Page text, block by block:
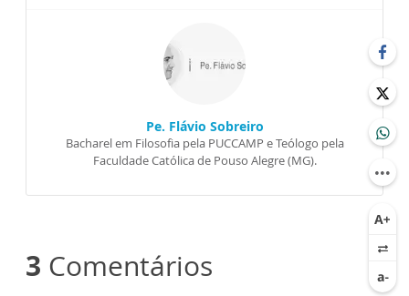
Pe. Flávio Sobreiro
Bacharel em Filosofia pela PUCCAMP e Teólogo pela
Faculdade Católica de Pouso Alegre (MG).
3 Comentários